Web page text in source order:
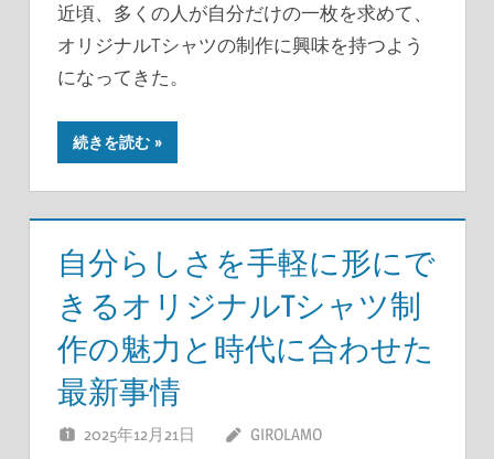
近頃、多くの人が自分だけの一枚を求めて、
オリジナルTシャツの制作に興味を持つよう
になってきた。
続きを読む
自分らしさを手軽に形にで
きるオリジナルTシャツ制
作の魅力と時代に合わせた
最新事情
2025年12月21日 GIROLAMO